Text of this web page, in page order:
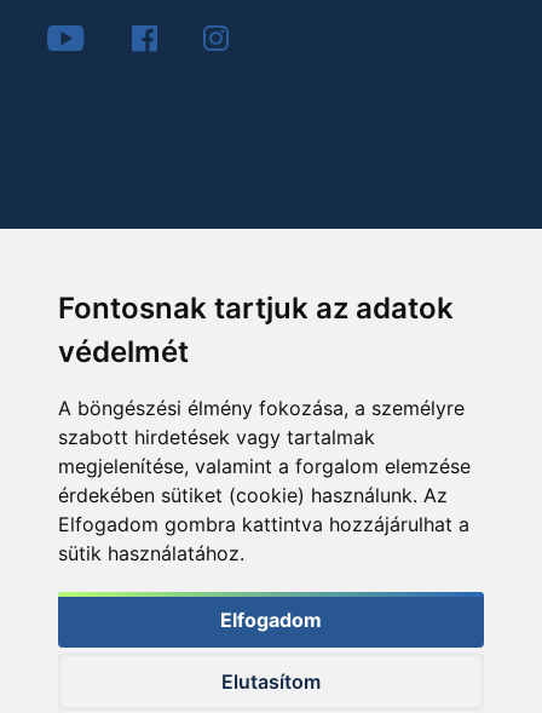
Fontosnak tartjuk az adatok
védelmét
A böngészési élmény fokozása, a személyre
szabott hirdetések vagy tartalmak
megjelenítése, valamint a forgalom elemzése
érdekében sütiket (cookie) használunk. Az
Elfogadom gombra kattintva hozzájárulhat a
sütik használatához.
Elfogadom
Elutasítom